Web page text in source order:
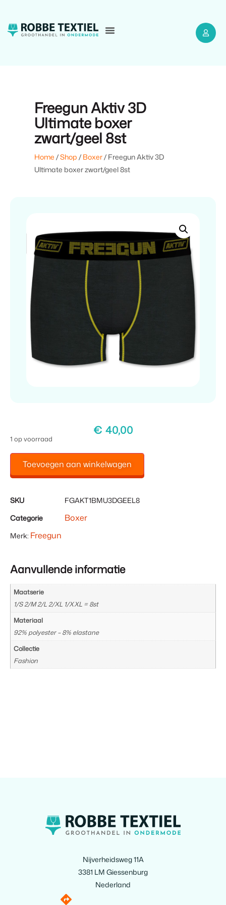
Freegun Aktiv 3D
Ultimate boxer
zwart/geel 8st
Home /Shop / Boxer/ Freegun Aktiv 3D
Ultimate boxer zwart/geel 8st
€ 40,00
1 op voorraad
Toevoegen aan winkelwagen
SKU
FGAKT1BMU3DGEEL8
Categorie
Boxer
Merk: Freegun
Aanvullende informatie
Maatserie
1/S 2/M 2/L 2/XL 1/XXL = 8st
Materiaal
92% polyester – 8% elastane
Collectie
Fashion
Nijverheidsweg 11A
3381 LM Giessenburg
Nederland